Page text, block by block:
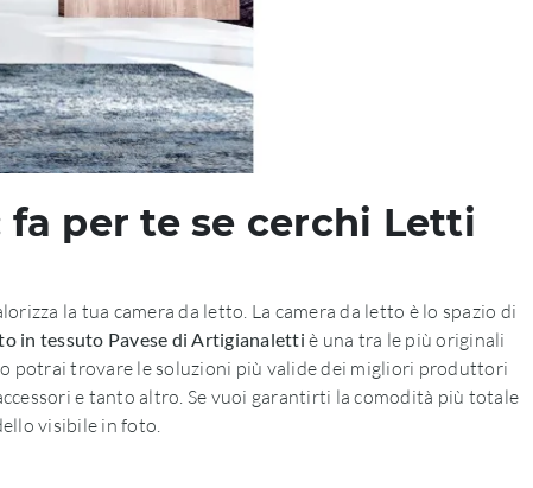
per te se cerchi Letti
la tua camera da letto. La camera da letto è lo spazio di
in tessuto Pavese di Artigianaletti è una tra le più originali
potrai trovare le soluzioni più valide dei migliori produttori
e tanto altro. Se vuoi garantirti la comodità più totale
visibile in foto.